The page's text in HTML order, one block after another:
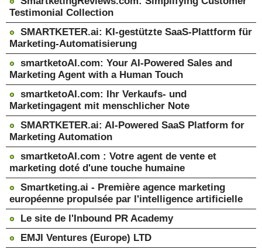
Testimonial Collection
SMARTKETER.ai: KI-gestützte SaaS-Plattform für
Marketing-Automatisierung
smartketoAI.com: Your AI-Powered Sales and
Marketing Agent with a Human Touch
smartketoAI.com: Ihr Verkaufs- und
Marketingagent mit menschlicher Note
SMARTKETER.ai: AI-Powered SaaS Platform for
Marketing Automation
smartketoAI.com : Votre agent de vente et
marketing doté d'une touche humaine
Smartketing.ai - Première agence marketing
européenne propulsée par l'intelligence artificielle
Le site de l'Inbound PR Academy
EMJI Ventures (Europe) LTD